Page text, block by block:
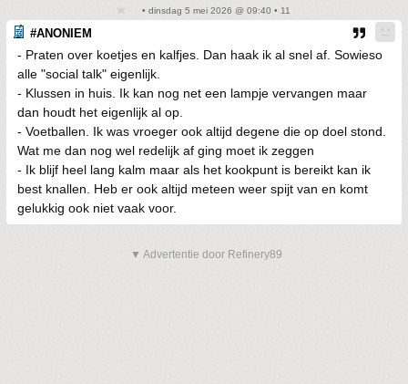
• dinsdag 5 mei 2026 @ 09:40 • 11
#ANONIEM
- Praten over koetjes en kalfjes. Dan haak ik al snel af. Sowieso
alle "social talk" eigenlijk.
- Klussen in huis. Ik kan nog net een lampje vervangen maar
dan houdt het eigenlijk al op.
- Voetballen. Ik was vroeger ook altijd degene die op doel stond.
Wat me dan nog wel redelijk af ging moet ik zeggen
- Ik blijf heel lang kalm maar als het kookpunt is bereikt kan ik
best knallen. Heb er ook altijd meteen weer spijt van en komt
gelukkig ook niet vaak voor.
▼ Advertentie door Refinery89